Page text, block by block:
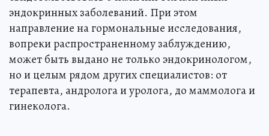
эндокринных заболеваний. При этом
направление на гормональные исследования,
вопреки распространенному заблуждению,
может быть выдано не только эндокринологом,
но и целым рядом других специалистов: от
терапевта, андролога и уролога, до маммолога и
гинеколога.